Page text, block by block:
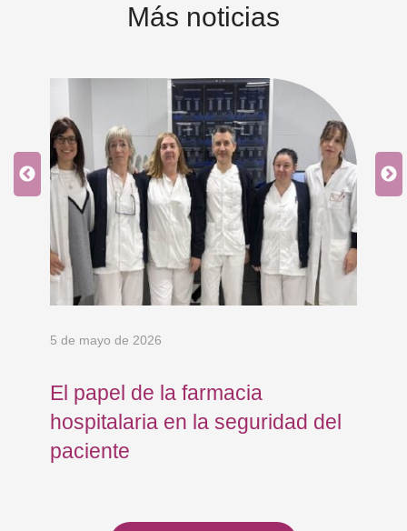
Más noticias
5 de mayo de 2026
El papel de la farmacia
hospitalaria en la seguridad del
paciente